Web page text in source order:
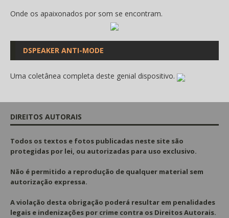
Onde os apaixonados por som se encontram.
DSPEAKER ANTI-MODE
Uma coletânea completa deste genial dispositivo.
DIREITOS AUTORAIS
Todos os textos e fotos publicadas neste site são
protegidas por lei, ou autorizadas para uso exclusivo.
Não é permitido a reprodução de qualquer material sem
autorização expressa.
A violação desta obrigação poderá resultar em penalidades
legais e indenizações por crime contra os Direitos Autorais.